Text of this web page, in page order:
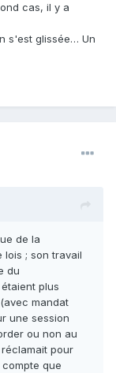
cas, il y a
s'est glissée… Un
de la
lois ; son travail
du
plus
mandat
une session
ou non au
pour
que